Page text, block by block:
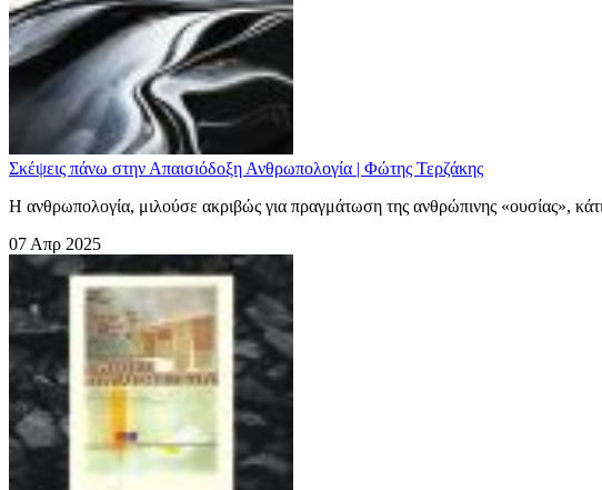
Σκέψεις πάνω στην Απαισιόδοξη Ανθρωπολογία | Φώτης Τερζάκης
Η ανθρωπολογία, μιλούσε ακριβώς για πραγμάτωση της ανθρώπινης «ουσίας»,
07 Απρ 2025